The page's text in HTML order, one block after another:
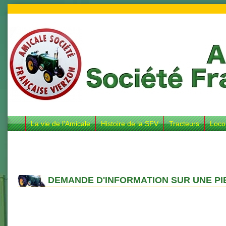
La vie de l’Amicale Histoire de la SFV Tracteurs
DEMANDE D'INFORMATION SUR UNE